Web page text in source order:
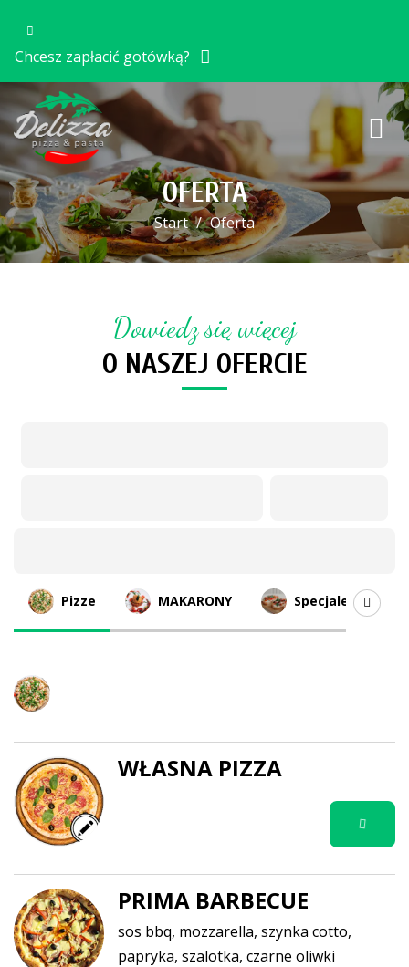
Chcesz zapłacić gotówką?
OFERTA
Start Oferta
Dowiedz się więcej
O NASZEJ OFERCIE
Oferta
Pizze MAKARONY Specjale
WŁASNA PIZZA
PRIMA BARBECUE
sos bbq, mozzarella, szynka cotto,
papryka, szalotka, czarne oliwki